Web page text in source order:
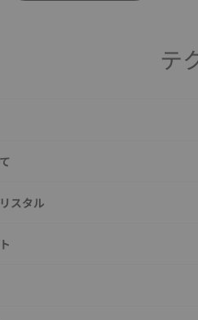
テ
スタル